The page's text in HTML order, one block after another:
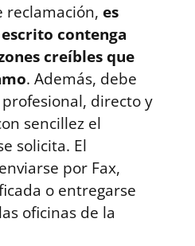
reclamación, es
contenga
creíbles que
. Además, debe
directo y
sencillez el
solicita. El
por Fax,
o entregarse
oficinas de la